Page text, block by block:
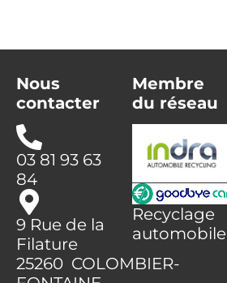
Nous
contacter
03 81 93 63
84
9 Rue de la
Filature
25260 COLOMBIER-
Membre
du réseau
Recyclage
automobile